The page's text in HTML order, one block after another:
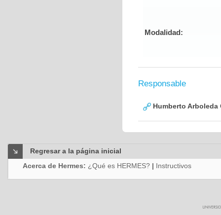
Modalidad:
Responsable
Humberto Arboleda
Regresar a la página inicial
Acerca de Hermes: ¿Qué es HERMES? | Instructivos